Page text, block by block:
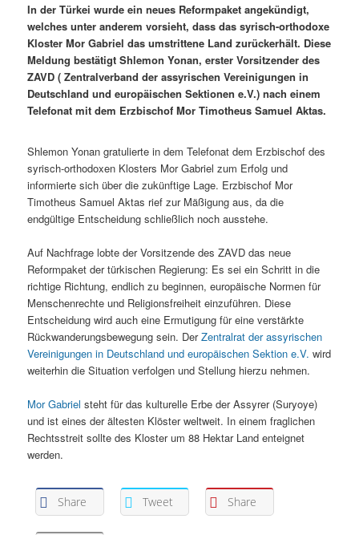
In der Türkei wurde ein neues Reformpaket angekündigt,
welches unter anderem vorsieht, dass das syrisch-orthodoxe
Kloster Mor Gabriel das umstrittene Land zurückerhält. Diese
Meldung bestätigt Shlemon Yonan, erster Vorsitzender des
ZAVD ( Zentralverband der assyrischen Vereinigungen in
Deutschland und europäischen Sektionen e.V.) nach einem
Telefonat mit dem Erzbischof Mor Timotheus Samuel Aktas.
Shlemon Yonan gratulierte in dem Telefonat dem Erzbischof des
syrisch-orthodoxen Klosters Mor Gabriel zum Erfolg und
informierte sich über die zukünftige Lage. Erzbischof Mor
Timotheus Samuel Aktas rief zur Mäßigung aus, da die
endgültige Entscheidung schließlich noch ausstehe.
Auf Nachfrage lobte der Vorsitzende des ZAVD das neue
Reformpaket der türkischen Regierung: Es sei ein Schritt in die
richtige Richtung, endlich zu beginnen, europäische Normen für
Menschenrechte und Religionsfreiheit einzuführen. Diese
Entscheidung wird auch eine Ermutigung für eine verstärkte
Rückwanderungsbewegung sein. DerZentralrat der assyrischen
Vereinigungen in Deutschland und europäischen Sektion e.V. wird
weiterhin die Situation verfolgen und Stellung hierzu nehmen.
Mor Gabriel steht für das kulturelle Erbe der Assyrer (Suryoye)
und ist eines der ältesten Klöster weltweit. In einem fraglichen
Rechtsstreit sollte des Kloster um 88 Hektar Land enteignet
werden.
Share Tweet Share